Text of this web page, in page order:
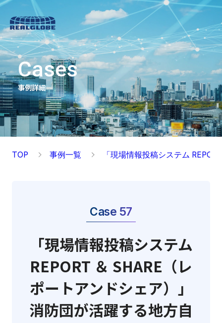
Cases
事例詳細
TOP 事例一覧 「現場情報投稿システム
Case 57
「現場情報投稿システム
REPORT ＆ SHARE（レ
ポートアンドシェア）」
消防団が活躍する地方自